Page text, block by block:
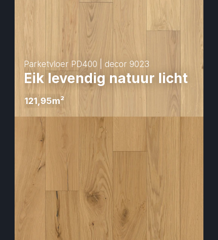
Parketvloer PD400 | decor 9023
Eik levendig natuur licht
121,95m²